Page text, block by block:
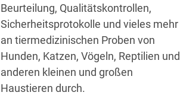
Beurteilung, Qualitätskontrollen,
Sicherheitsprotokolle und vieles mehr
an tiermedizinischen Proben von
Hunden, Katzen, Vögeln, Reptilien und
anderen kleinen und großen
Haustieren durch.